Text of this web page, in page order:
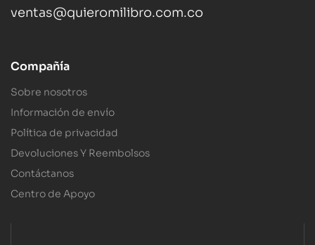
ventas@quieromilibro.com.co
Compañía
Sobre nosotros
Información de envío
Política de privacidad
Devoluciones Y Reembolsos
Contáctanos
Centro de Apoyo